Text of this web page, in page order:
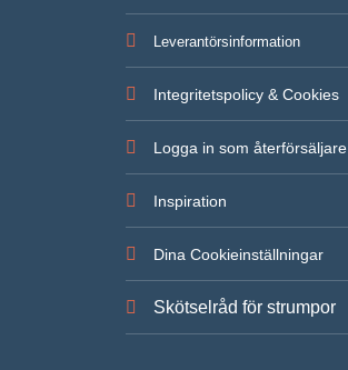
Leverantörsinformation
Integritetspolicy & Cookies
Logga in som återförsäljare
Inspiration
Dina Cookieinställningar
Skötselråd för strumpor